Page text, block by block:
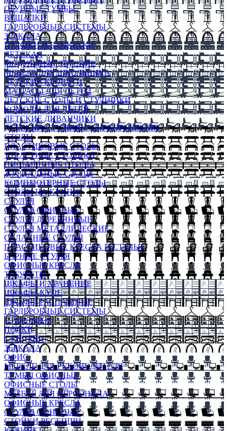
ОБУВНЫЕ ТУМБЫ
ВЕШАЛКИ
ГАРДЕРОБНЫЕ СИСТЕМЫ
ЗЕРКАЛА
ПУФИКИ И БАНКЕТКИ
ДЕТСКАЯ
МОДУЛЬНЫЕ ДЕТСКИЕ
МЕБЕЛЬ ДЛЯ ШКОЛЬНИКА
ДЕТСКИЕ КРОВАТИ
МАТРАСЫ ДЛЯ ДЕТЕЙ
ДЕТСКИЕ СТОЛЫ И СТУЛЬЧИКИ
КОМОДЫ ДЛЯ ДЕТЕЙ
ДЕТСКИЕ ДИВАНЧИКИ
ДЕТСКИЙ СТУЛЬЧИК ДЛЯ КОРМЛЕНИЯ
СТОЛЫ
ПЛАСТИКОВЫЕ СТОЛЫ
ТУАЛЕТНЫЕ СТОЛИКИ
ПИСЬМЕННЫЕ СТОЛЫ
ЖУРНАЛЬНЫЕ СТОЛЫ
КОМПЬЮТЕРНЫЕ СТОЛЫ
СТОЛЫ НА КУХНЮ
СТУЛЬЯ
СТУЛЬЯ ОФИСНЫЕ
СТУЛЬЯ ДЕРЕВЯННЫЕ
СТУЛЬЯ МЕТАЛЛИЧЕСКИЕ
СКЛАДНЫЕ СТУЛЬЯ
ПЛАСТИКОВЫЕ КРЕСЛА И СТУЛЬЯ
БАРНЫЕ СТУЛЬЯ
ОФИСНЫЕ КРЕСЛА
ТАБУРЕТЫ
ШКАФЫ И ХРАНЕНИЕ
ШКАФЫ-КУПЕ
ШКАФЫ-РАСПАШНЫЕ
ГАРДЕРОБНЫЕ СИСТЕМЫ
СТЕЛЛАЖИ
ПОЛКИ
СУНДУКИ
ЗЕРКАЛА
ОФИС
МЕБЕЛЬ ДЛЯ РУКОВОДИТЕЛЯ
ТУМБЫ ОФИСНЫЕ
ОФИСНЫЕ СТОЛЫ
МЕБЕЛЬ ДЛЯ ПЕРСОНАЛА
ОФИСНЫЕ КРЕСЛА
СТУЛЬЯ ОФИСНЫЕ
СТОЙКИ РЕСЕПШН